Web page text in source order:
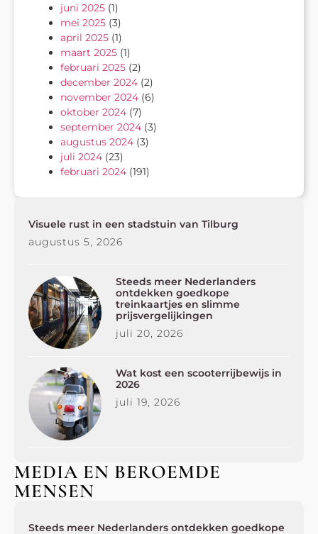
juni 2025 (1)
mei 2025 (3)
april 2025 (1)
maart 2025 (1)
februari 2025 (2)
december 2024 (2)
november 2024 (6)
oktober 2024 (7)
september 2024 (3)
augustus 2024 (3)
juli 2024 (23)
februari 2024 (191)
Visuele rust in een stadstuin van Tilburg
augustus 5, 2026
Steeds meer Nederlanders
ontdekken goedkope
treinkaartjes en slimme
prijsvergelijkingen
juli 20, 2026
Wat kost een scooterrijbewijs in
2026
juli 19, 2026
MEDIA EN BEROEMDE
MENSEN
Steeds meer Nederlanders ontdekken goedkope